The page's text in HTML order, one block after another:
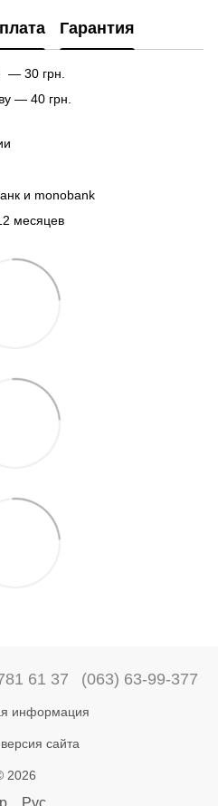
Гарантия
— 30 грн.
— 40 грн.
и monobank
месяцев
61 37 (063) 63-99-377
информация
сайта
2026
Рус